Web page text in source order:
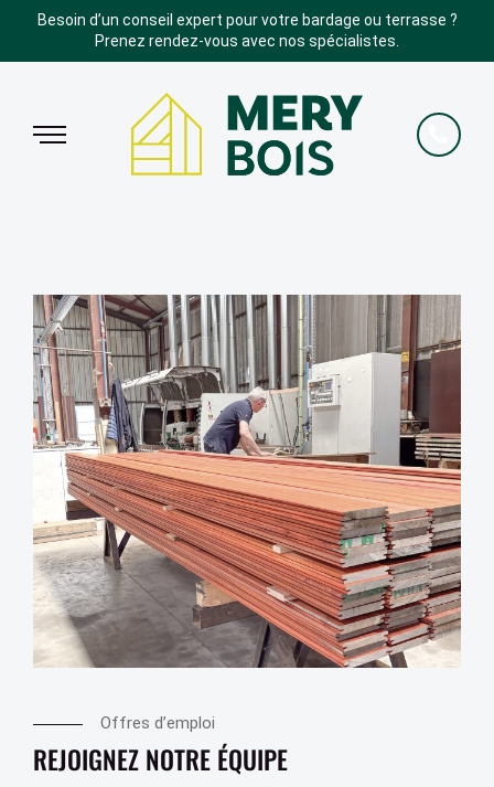
Besoin d’un conseil expert pour votre bardage ou terrasse ?
Prenez rendez-vous avec nos spécialistes.
Offres d’emploi
REJOIGNEZ NOTRE ÉQUIPE